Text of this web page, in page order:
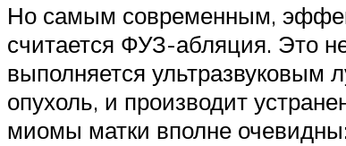
Но самым современным,
считается ФУЗ-абляция. Это
выполняется ультразвуковым
опухоль, и производит
миомы матки вполне